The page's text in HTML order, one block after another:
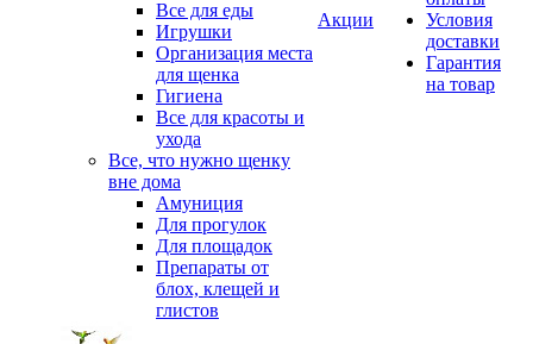
Все для еды
Игрушки
Организация места
для щенка
Гигиена
Все для красоты и
ухода
Все, что нужно щенку
вне дома
Амуниция
Для прогулок
Для площадок
Препараты от
блох, клещей и
глистов
Акции
Условия
доставки
Гарантия
на товар